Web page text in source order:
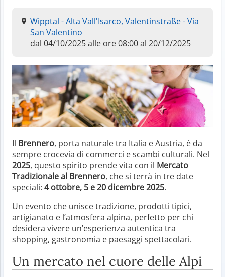
Wipptal - Alta Vall'Isarco, Valentinstraße - Via
San Valentino
dal 04/10/2025 alle ore 08:00 al 20/12/2025
Il Brennero, porta naturale tra Italia e Austria, è da
sempre crocevia di commerci e scambi culturali. Nel
2025, questo spirito prende vita con il Mercato
Tradizionale al Brennero, che si terrà in tre date
speciali: 4 ottobre, 5 e 20 dicembre 2025.
Un evento che unisce tradizione, prodotti tipici,
artigianato e l’atmosfera alpina, perfetto per chi
desidera vivere un’esperienza autentica tra
shopping, gastronomia e paesaggi spettacolari.
Un mercato nel cuore delle Alpi